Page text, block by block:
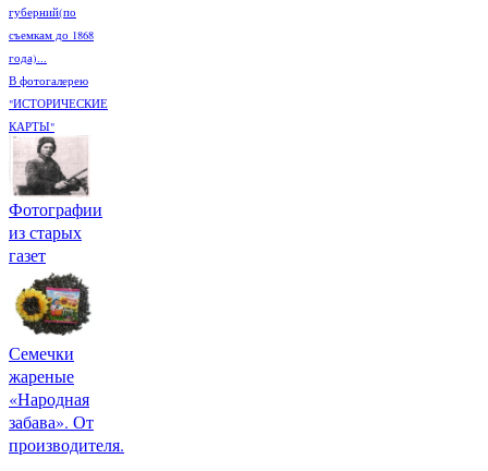
губерний(по
съемкам до 1868
года)...
В фотогалерею
"ИСТОРИЧЕСКИЕ
КАРТЫ"
Фотографии
из старых
газет
Семечки
жареные
«Народная
забава». От
производителя.